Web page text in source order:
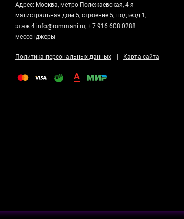
Адрес: Москва, метро Полежаевская, 4-я
магистральная дом 5, строение 5, подъезд 1,
этаж 4 info@rommani.ru; +7 916 608 0288
мессенджеры
Политика персональных данных | Карта сайта